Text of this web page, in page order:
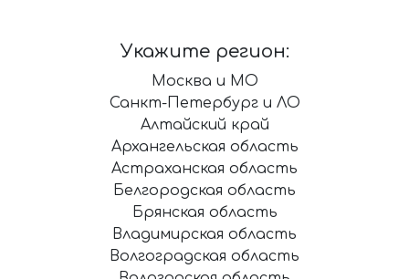
Укажите регион:
Москва и МО
Санкт-Петербург и ЛО
Алтайский край
Архангельская область
Астраханская область
Белгородская область
Брянская область
Владимирская область
Волгоградская область